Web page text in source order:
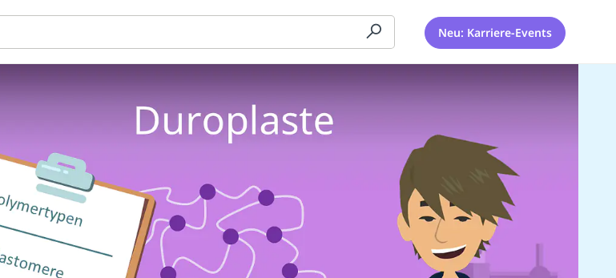
Neu: Karriere-Events